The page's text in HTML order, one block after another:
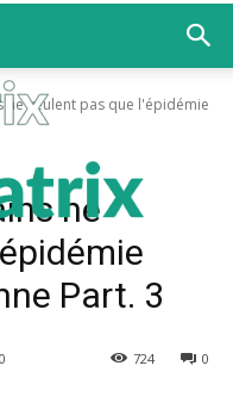
ne veulent pas que l'épidémie
ne
Part. 3
0
724